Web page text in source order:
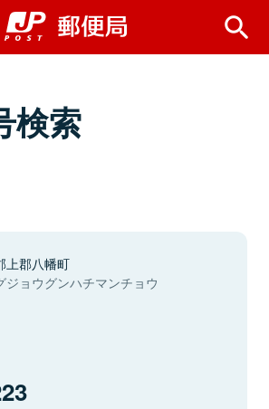
検索
上郡八幡町
ジョウグンハチマンチョウ